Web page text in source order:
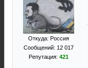
Откуда: Россия
Сообщений: 12 017
Репутация: 421